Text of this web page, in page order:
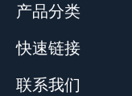
产品分类
快速链接
联系我们